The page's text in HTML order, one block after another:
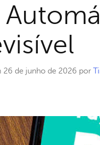
26 de junho de 2026 por